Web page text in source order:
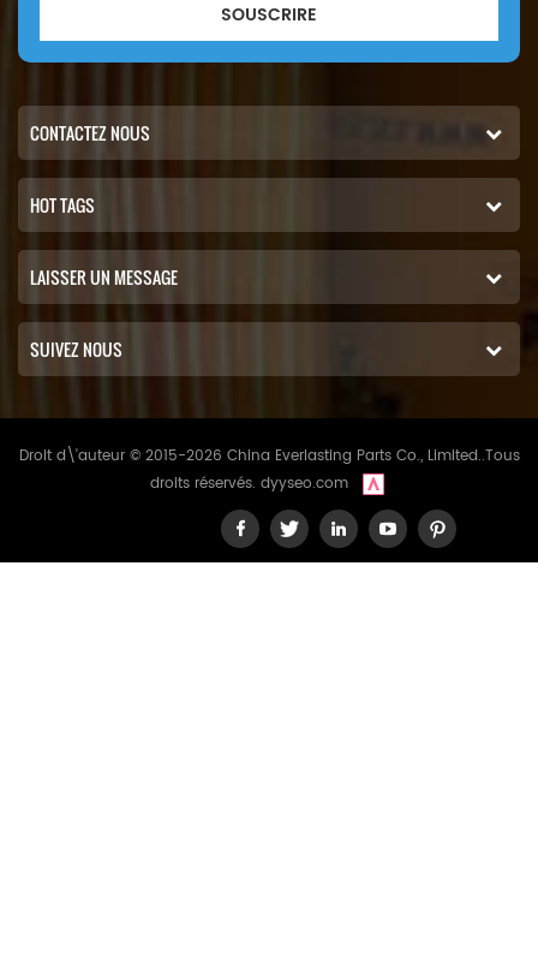
SOUSCRIRE
CONTACTEZ NOUS
HOT TAGS
LAISSER UN MESSAGE
SUIVEZ NOUS
Droit d\'auteur © 2015-2026 China Everlasting Parts Co., Limited..Tous
droits réservés. dyyseo.com